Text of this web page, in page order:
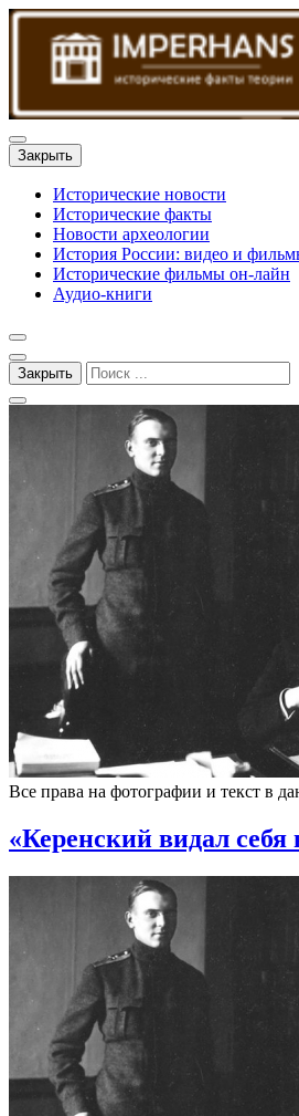
Закрыть
Исторические новости
Исторические факты
Новости археологии
История России: видео и
Исторические фильмы он-лайн
Аудио-книги
Закрыть
Все права на фотографии и текст в
«Керенский видал себя